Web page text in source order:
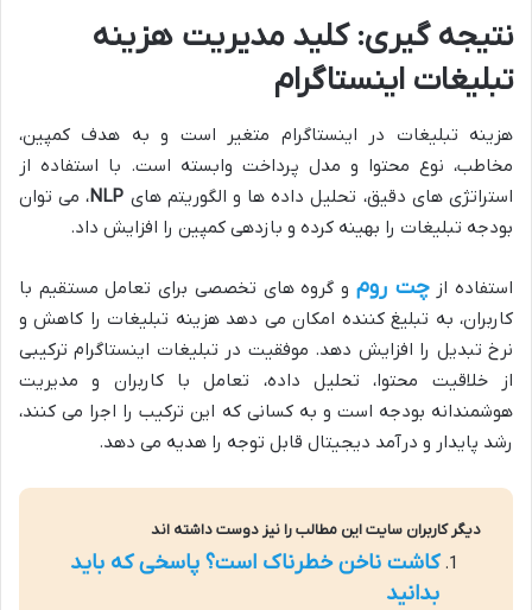
نتیجه گیری: کلید مدیریت هزینه
تبلیغات اینستاگرام
هزینه تبلیغات در اینستاگرام متغیر است و به هدف کمپین،
مخاطب، نوع محتوا و مدل پرداخت وابسته است. با استفاده از
استراتژی های دقیق، تحلیل داده ها و الگوریتم های NLP، می توان
بودجه تبلیغات را بهینه کرده و بازدهی کمپین را افزایش داد.
استفاده ازچت روم و گروه های تخصصی برای تعامل مستقیم با
کاربران، به تبلیغ کننده امکان می دهد هزینه تبلیغات را کاهش و
نرخ تبدیل را افزایش دهد. موفقیت در تبلیغات اینستاگرام ترکیبی
از خلاقیت محتوا، تحلیل داده، تعامل با کاربران و مدیریت
هوشمندانه بودجه است و به کسانی که این ترکیب را اجرا می کنند،
رشد پایدار و درآمد دیجیتال قابل توجه را هدیه می دهد.
دیگر کاربران سایت این مطالب را نیز دوست داشته اند
کاشت ناخن خطرناک است؟ پاسخی که باید
بدانید